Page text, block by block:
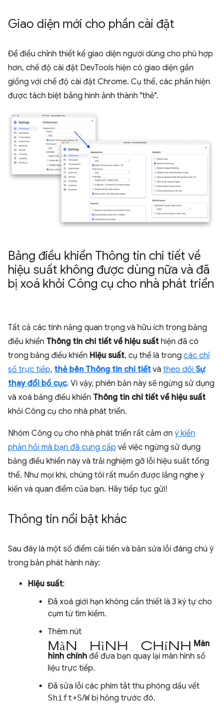
Giao diện mới cho phần cài đặt
Để điều chỉnh thiết kế giao diện người dùng cho phù hợp
hơn, chế độ cài đặt DevTools hiện có giao diện gần
giống với chế độ cài đặt Chrome. Cụ thể, các phần hiện
được tách biệt bằng hình ảnh thành "thẻ".
Bảng điều khiển Thông tin chi tiết về
hiệu suất không được dùng nữa và đã
bị xoá khỏi Công cụ cho nhà phát triển
Tất cả các tính năng quan trọng và hữu ích trong bảng
điều khiển Thông tin chi tiết về hiệu suất hiện đã có
trong bảng điều khiển Hiệu suất, cụ thể là trong các chỉ
số trực tiếp, thẻ bên Thông tin chi tiết và theo dõi Sự
thay đổi bố cục. Vì vậy, phiên bản này sẽ ngừng sử dụng
và xoá bảng điều khiển Thông tin chi tiết về hiệu suất
khỏi Công cụ cho nhà phát triển.
Nhóm Công cụ cho nhà phát triển rất cảm ơn ý kiến
phản hồi mà bạn đã cung cấp về việc ngừng sử dụng
bảng điều khiển này và trải nghiệm gỡ lỗi hiệu suất tổng
thể. Như mọi khi, chúng tôi rất muốn được lắng nghe ý
kiến và quan điểm của bạn. Hãy tiếp tục gửi!
Thông tin nổi bật khác
Sau đây là một số điểm cải tiến và bản sửa lỗi đáng chú ý
trong bản phát hành này:
Hiệu suất:
Đã xoá giới hạn không cần thiết là 3 ký tự cho
cụm từ tìm kiếm.
Thêm nút
màn hình chính Màn
hình chính để đưa bạn quay lại màn hình số
liệu trực tiếp.
Đã sửa lỗi các phím tắt thu phóng dấu vết
Shift+S/W bị hỏng trước đó.